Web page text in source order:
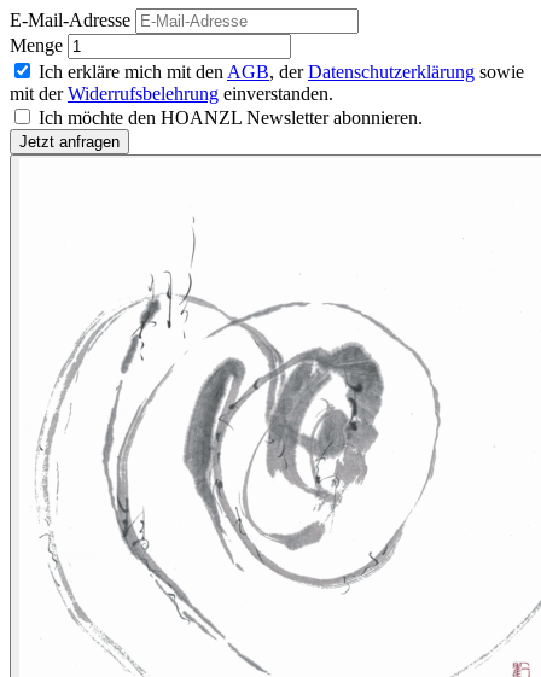
E-Mail-Adresse
Menge
Ich erkläre mich mit den AGB, derDatenschutzerklärung sowie
mit derWiderrufsbelehrung einverstanden.
Ich möchte den HOANZL Newsletter abonnieren.